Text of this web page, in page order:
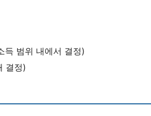
득 범위 내에서 결정)
결정)